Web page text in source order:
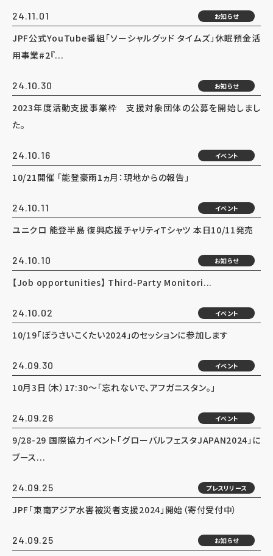
24.11.01 お知らせ
JPF公式YouTube番組「ソーシャルグッド タイムズ」休眠預金活
用事業#2『...
24.10.30 お知らせ
2023年度活動支援事業枠 支援対象団体の公募を開始しまし
た。
24.10.16 イベント
10/21開催 「能登豪雨1ヵ月：現地からの報告」
24.10.11 イベント
ユニクロ 能登半島 復興応援チャリティTシャツ 本日10/11発売
24.10.10 お知らせ
【Job opportunities】 Third-Party Monitori...
24.10.02 イベント
10/19「ぼうさいこくたい2024」のセッションに参加します
24.09.30 イベント
10月3日（木）17:30～「忘れないで、アフガニスタン。」
24.09.26 イベント
9/28-29 国際協力イベント「グローバルフェスタJAPAN2024」に
ブース...
24.09.25 プレスリリース
JPF「東南アジア水害被災者支援2024」開始（寄付受付中）
24.09.25 お知らせ